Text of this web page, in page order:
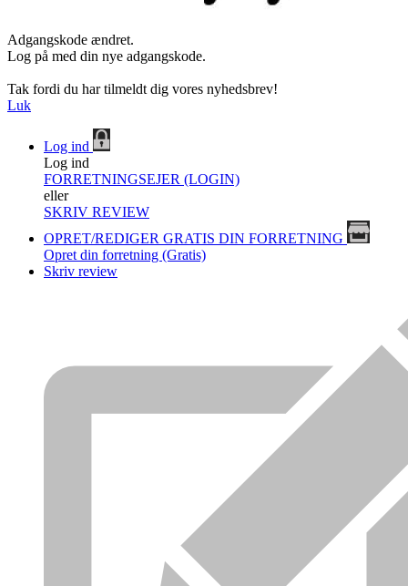
Adgangskode ændret.
Log på med din nye adgangskode.
Tak fordi du har tilmeldt dig vores nyhedsbrev!
Luk
Log ind
Log ind
FORRETNINGSEJER (LOGIN)
eller
SKRIV REVIEW
OPRET/REDIGER GRATIS DIN FORRETNING
Opret din forretning (Gratis)
Skriv review